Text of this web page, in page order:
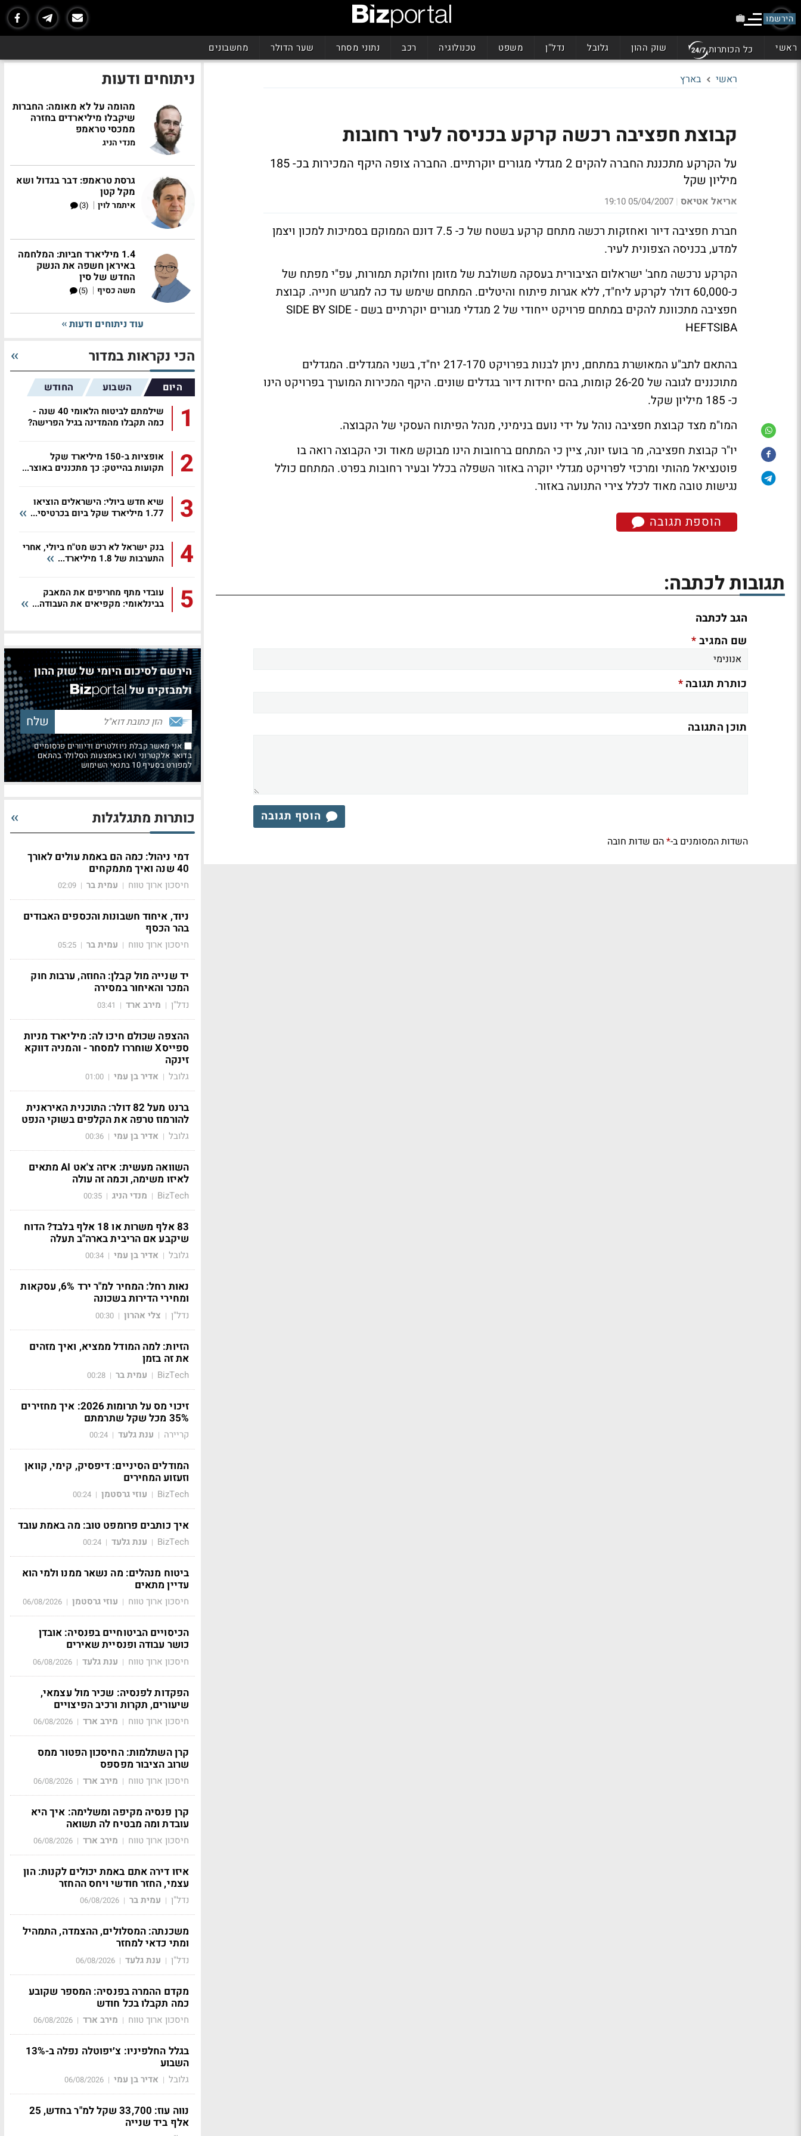
הירשמו
ראשי כל הכותרות שוק ההון גלובל נדל"ן משפט טכנולוגיה רכב נתוני מסחר שער הדולר מחשבונים
ראשי בארץ
קבוצת חפציבה רכשה קרקע בכניסה לעיר רחובות
על הקרקע מתכננת החברה להקים 2 מגדלי מגורים יוקרתיים. החברה צופה היקף המכירות בכ- 185
מיליון שקל
אריאל אטיאס |
05/04/2007 19:10
חברת חפציבה דיור ואחזקות רכשה מתחם קרקע בשטח של כ- 7.5 דונם הממוקם בסמיכות למכון ויצמן
למדע, בכניסה הצפונית לעיר.
הקרקע נרכשה מחב' ישראלום הציבורית בעסקה משולבת של מזומן וחלוקת תמורות, עפ"י מפתח של
כ-60,000 דולר לקרקע ליח"ד, ללא אגרות פיתוח והיטלים. המתחם שימש עד כה למגרש חנייה. קבוצת
חפציבה מתכוונת להקים במתחם פרויקט ייחודי של 2 מגדלי מגורים יוקרתיים בשם SIDE BY SIDE -
HEFTSIBA
בהתאם לתב"ע המאושרת במתחם, ניתן לבנות בפרויקט 217-170 יח"ד, בשני המגדלים. המגדלים
מתוכננים לגובה של 26-20 קומות, בהם יחידות דיור בגדלים שונים. היקף המכירות המוערך בפרויקט הינו
כ- 185 מיליון שקל.
המו"מ מצד קבוצת חפציבה נוהל על ידי נועם בנימיני, מנהל הפיתוח העסקי של הקבוצה.
יו"ר קבוצת חפציבה, מר בועז יונה, ציין כי המתחם ברחובות הינו מבוקש מאוד וכי הקבוצה רואה בו
פוטנציאל מהותי ומרכזי לפרויקט מגדלי יוקרה באזור השפלה בכלל ובעיר רחובות בפרט. המתחם כולל
נגישות טובה מאוד לכלל צירי התנועה באזור.
הוספת תגובה
תגובות לכתבה:
הגב לכתבה
שם המגיב*
כותרת תגובה*
תוכן התגובה
הוסף תגובה
השדות המסומנים ב-*הם שדות חובה
ניתוחים ודעות
מהומה על לא מאומה: החברות
שיקבלו מיליארדים בחזרה
ממכסי טראמפ
מנדי הניג
גרסת טראמפ: דבר בגדול ושא
מקל קטן
איתמר לוין |
(3)
1.4 מיליארד חביות: המלחמה
באיראן חשפה את הנשק
החדש של סין
משה כסיף |
(5)
עוד ניתוחים ודעות
הכי נקראות במדור
היום השבוע החודש
1
שילמתם לביטוח הלאומי 40 שנה -
כמה תקבלו מהמדינה בגיל הפרישה?
2
אופציות ב-150 מיליארד שקל
תקועות בהייטק: כך מתכננים באוצר...
3
שיא חדש ביולי: הישראלים הוציאו
1.77 מיליארד שקל ביום בכרטיסי...
4
בנק ישראל לא רכש מט"ח ביולי, אחרי
התערבות של 1.8 מיליארד...
5
עובדי מתף מחריפים את המאבק
בבינלאומי: מקפיאים את העבודה...
הירשם לסיכום היומי של שוק ההון
ולמבזקים של
אני מאשר קבלת ניוזלטרים ודיוורים פרסומיים
בדואר אלקטרוני ו/או באמצעות הסלולר בהתאם
למפורט בסעיף 10 בתנאי השימוש
כותרות מתגלגלות
דמי ניהול: כמה הם באמת עולים לאורך
40 שנה ואיך מתמקחים
חיסכון ארוך טווח | עמית בר |
02:09
ניוד, איחוד חשבונות והכספים האבודים
בהר הכסף
חיסכון ארוך טווח | עמית בר |
05:25
יד שנייה מול קבלן: החוזה, ערבות חוק
המכר והאיחור במסירה
נדל"ן | מירב ארד |
03:41
ההצפה שכולם חיכו לה: מיליארד מניות
ספייסX שוחררו למסחר - והמניה דווקא
זינקה
גלובל | אדיר בן עמי |
01:00
ברנט מעל 82 דולר: התוכנית האיראנית
להורמוז טרפה את הקלפים בשוקי הנפט
גלובל | אדיר בן עמי |
00:36
השוואה מעשית: איזה צ'אט AI מתאים
לאיזו משימה, וכמה זה עולה
BizTech
| מנדי הניג |
00:35
83 אלף משרות או 18 אלף בלבד? הדוח
שיקבע אם הריבית בארה"ב תעלה
גלובל | אדיר בן עמי |
00:34
נאות רחל: המחיר למ"ר ירד 6%, עסקאות
ומחירי הדירות בשכונה
נדל"ן | צלי אהרון |
00:30
הזיות: למה המודל ממציא, ואיך מזהים
את זה בזמן
BizTech
| עמית בר |
00:28
זיכוי מס על תרומות 2026: איך מחזירים
35% מכל שקל שתרמתם
קריירה | ענת גלעד |
00:24
המודלים הסיניים: דיפסיק, קימי, קוואן
וזעזוע המחירים
BizTech
| עוזי גרסטמן |
00:24
איך כותבים פרומפט טוב: מה באמת עובד
BizTech
| ענת גלעד |
00:24
ביטוח מנהלים: מה נשאר ממנו ולמי הוא
עדיין מתאים
חיסכון ארוך טווח | עוזי גרסטמן |
06/08/2026
הכיסויים הביטוחיים בפנסיה: אובדן
כושר עבודה ופנסיית שאירים
חיסכון ארוך טווח | ענת גלעד |
06/08/2026
הפקדות לפנסיה: שכיר מול עצמאי,
שיעורים, תקרות ורכיב הפיצויים
חיסכון ארוך טווח | מירב ארד |
06/08/2026
קרן השתלמות: החיסכון הפטור ממס
שרוב הציבור מפספס
חיסכון ארוך טווח | מירב ארד |
06/08/2026
קרן פנסיה מקיפה ומשלימה: איך היא
עובדת ומה מבטיח לה תשואה
חיסכון ארוך טווח | מירב ארד |
06/08/2026
איזו דירה אתם באמת יכולים לקנות: הון
עצמי, החזר חודשי ויחס ההחזר
נדל"ן | עמית בר |
06/08/2026
משכנתה: המסלולים, ההצמדה, התמהיל
ומתי כדאי למחזר
נדל"ן | ענת גלעד |
06/08/2026
מקדם ההמרה בפנסיה: המספר שקובע
כמה תקבלו בכל חודש
חיסכון ארוך טווח | מירב ארד |
06/08/2026
בגלל החלפיניו: צ׳יפוטלה נפלה ב-13%
השבוע
גלובל | אדיר בן עמי |
06/08/2026
נווה עוז: 33,700 שקל למ"ר בחדש, 25
אלף ביד שנייה